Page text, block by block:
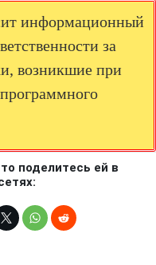
информационный
за
возникшие при
поделитесь ей в